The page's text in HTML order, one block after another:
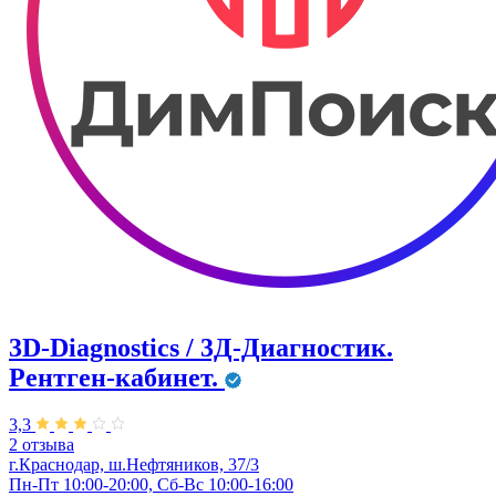
3D-Diagnostics / 3Д-Диагностик.
Рентген-кабинет.
3,3
2 отзыва
г.Краснодар, ш.Нефтяников, 37/3
Пн-Пт 10:00-20:00, Сб-Вс 10:00-16:00